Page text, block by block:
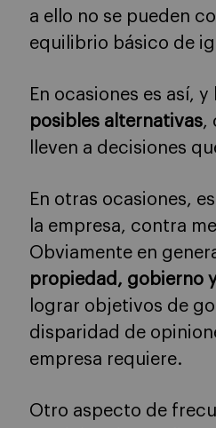
a ello no se pueden
equilibrio básico de
En ocasiones es así,
posibles alternativas,
lleven a decisiones
En otras ocasiones,
la empresa, contra
Obviamente en
propiedad, gobierno
lograr objetivos de
disparidad de
empresa requiere.
Otro aspecto de